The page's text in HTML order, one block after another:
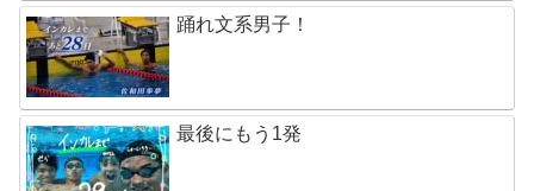
踊れ文系男子！
最後にもう1発